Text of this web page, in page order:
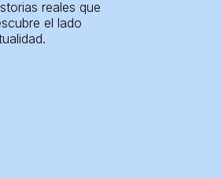
reales que
el lado